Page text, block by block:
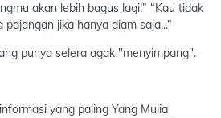
akan lebih bagus lagi!” “Kau tidak
jika hanya diam saja...”
punya selera agak "menyimpang".
yang paling Yang Mulia